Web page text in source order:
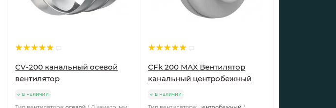
CV-200 канальный осевой
вентилятор
в наличии
CFk 200 MAX Вентилятор
канальный центробежный
в наличии